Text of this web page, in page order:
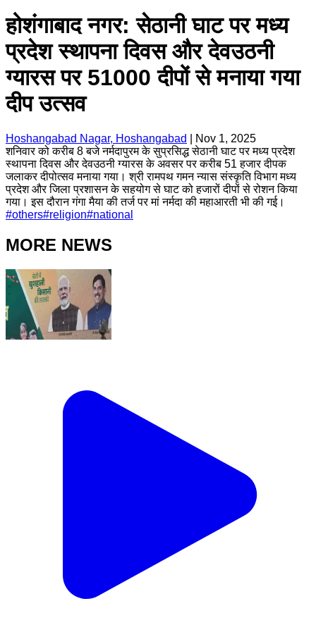
होशंगाबाद नगर: सेठानी घाट पर मध्य
प्रदेश स्थापना दिवस और देवउठनी
ग्यारस पर 51000 दीपों से मनाया गया
दीप उत्सव
Hoshangabad Nagar, Hoshangabad
Nov 1, 2025
शनिवार को करीब 8 बजे नर्मदापुरम के सुप्रसिद्ध सेठानी घाट पर मध्य प्रदेश
स्थापना दिवस और देवउठनी ग्यारस के अवसर पर करीब 51 हजार दीपक
जलाकर दीपोत्सव मनाया गया। श्री रामपथ गमन न्यास संस्कृति विभाग मध्य
प्रदेश और जिला प्रशासन के सहयोग से घाट को हजारों दीपों से रोशन किया
गया। इस दौरान गंगा मैया की तर्ज पर मां नर्मदा की महाआरती भी की गई।
#others#religion#national
MORE NEWS